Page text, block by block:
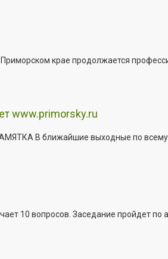
крае продолжается
www.primorsky.ru
В ближайшие выходные по всему
10 вопросов. Заседание пройдет по